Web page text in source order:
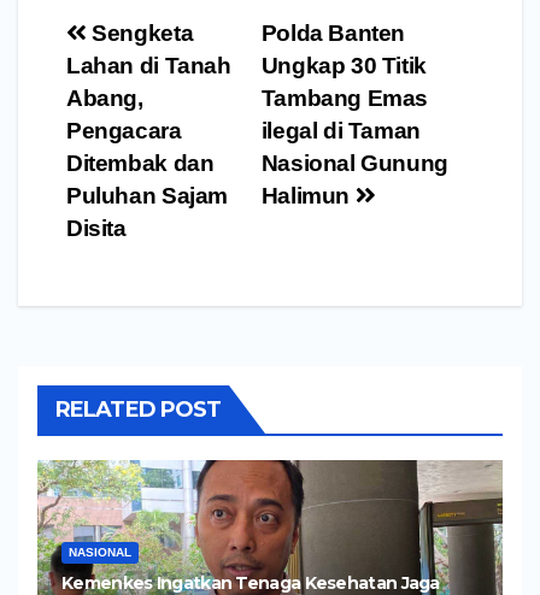
Navigasi
pos
Polda Banten
Ungkap 30 Titik
Tambang Emas
ilegal di Taman
Nasional Gunung
Halimun
Sengketa
Lahan di Tanah
Abang,
Pengacara
Ditembak dan
Puluhan Sajam
Disita
RELATED POST
NASIONAL
Kemenkes Ingatkan Tenaga Kesehatan Jaga